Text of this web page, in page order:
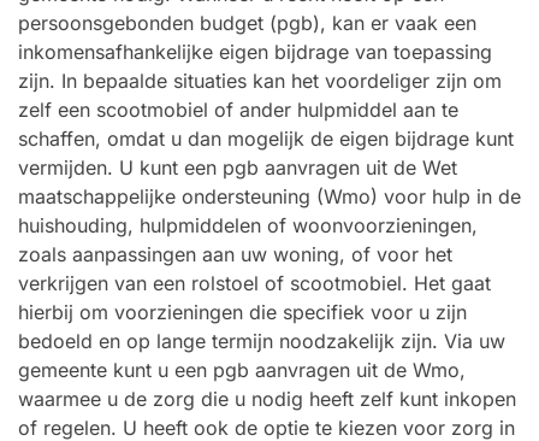
persoonsgebonden budget (pgb), kan er vaak een
inkomensafhankelijke eigen bijdrage van toepassing
zijn. In bepaalde situaties kan het voordeliger zijn om
zelf een scootmobiel of ander hulpmiddel aan te
schaffen, omdat u dan mogelijk de eigen bijdrage kunt
vermijden. U kunt een pgb aanvragen uit de Wet
maatschappelijke ondersteuning (Wmo) voor hulp in de
huishouding, hulpmiddelen of woonvoorzieningen,
zoals aanpassingen aan uw woning, of voor het
verkrijgen van een rolstoel of scootmobiel. Het gaat
hierbij om voorzieningen die specifiek voor u zijn
bedoeld en op lange termijn noodzakelijk zijn. Via uw
gemeente kunt u een pgb aanvragen uit de Wmo,
waarmee u de zorg die u nodig heeft zelf kunt inkopen
of regelen. U heeft ook de optie te kiezen voor zorg in